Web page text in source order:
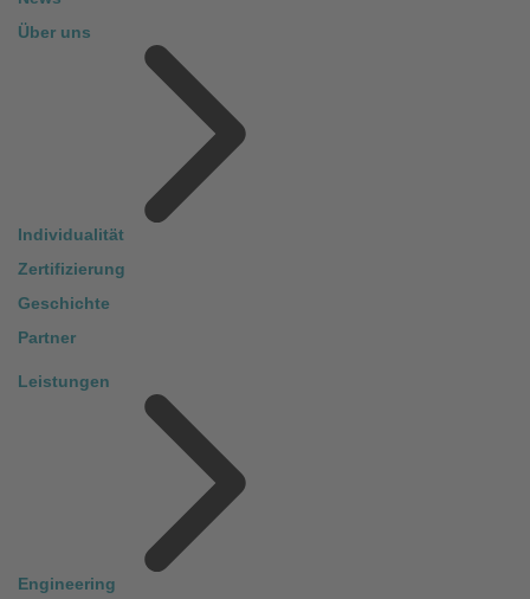
Über uns
Individualität
Zertifizierung
Geschichte
Partner
Leistungen
Engineering